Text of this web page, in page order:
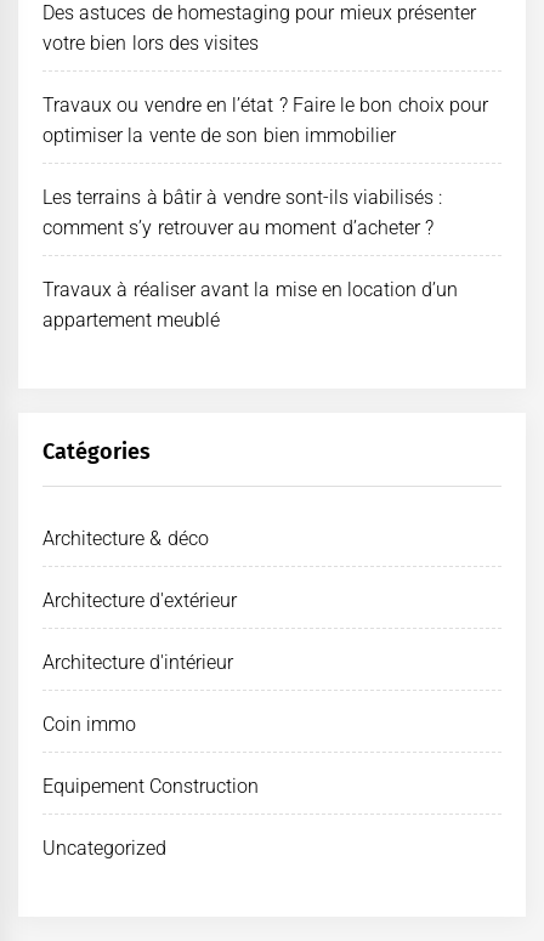
Des astuces de homestaging pour mieux présenter
votre bien lors des visites
Travaux ou vendre en l’état ? Faire le bon choix pour
optimiser la vente de son bien immobilier
Les terrains à bâtir à vendre sont-ils viabilisés :
comment s’y retrouver au moment d’acheter ?
Travaux à réaliser avant la mise en location d’un
appartement meublé
Catégories
Architecture & déco
Architecture d'extérieur
Architecture d'intérieur
Coin immo
Equipement Construction
Uncategorized